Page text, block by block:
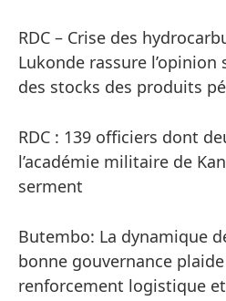
RDC – Crise des
Lukonde rassure
des stocks des produits
RDC : 139 officiers dont
l’académie militaire de
serment
Butembo: La dynamique
bonne gouvernance
renforcement logistique et